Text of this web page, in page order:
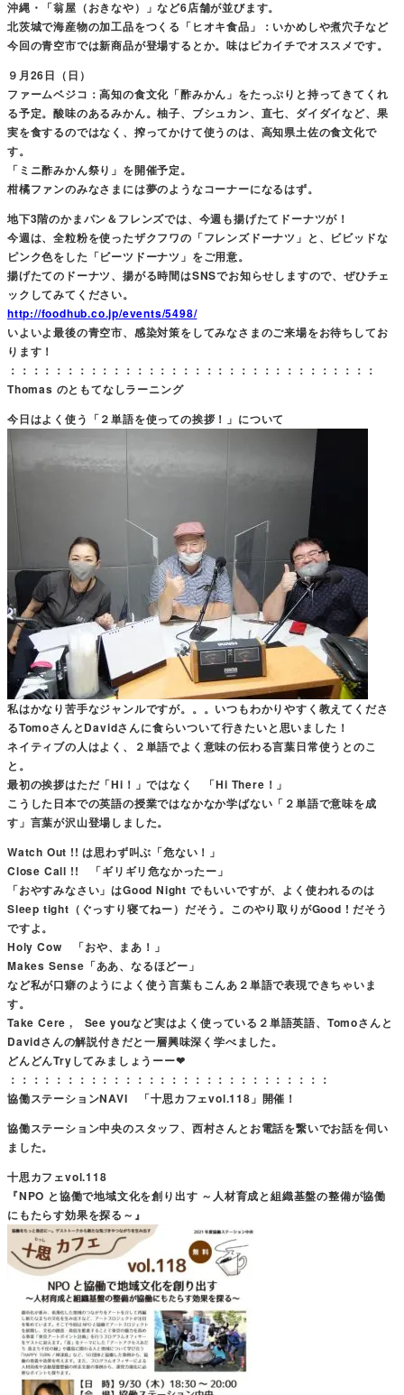
沖縄・「翁屋（おきなや）」など6店舗が並びます。
北茨城で海産物の加工品をつくる「ヒオキ食品」：いかめしや煮穴子など
今回の青空市では新商品が登場するとか。味はピカイチでオススメです。
９月26日（日）
ファームベジコ：高知の食文化「酢みかん」をたっぷりと持ってきてくれ
る予定。酸味のあるみかん。柚子、ブシュカン、直七、ダイダイなど、果
実を食するのではなく、搾ってかけて使うのは、高知県土佐の食文化で
す。
「ミニ酢みかん祭り」を開催予定。
柑橘ファンのみなさまには夢のようなコーナーになるはず。
地下3階のかまパン＆フレンズでは、今週も揚げたてドーナツが！
今週は、全粒粉を使ったザクフワの「フレンズドーナツ」と、ビビッドな
ピンク色をした「ビーツドーナツ」をご用意。
揚げたてのドーナツ、揚がる時間はSNSでお知らせしますので、ぜひチェ
ックしてみてください。
http://foodhub.co.jp/events/5498/
いよいよ最後の青空市、感染対策をしてみなさまのご来場をお待ちしてお
ります！
：：：：：：：：：：：：：：：：：：：：：：：：：：：：：：：：
Thomas のともてなしラーニング
今日はよく使う「２単語を使っての挨拶！」について
私はかなり苦手なジャンルですが。。。いつもわかりやすく教えてくださ
るTomoさんとDavidさんに食らいついて行きたいと思いました！
ネイティブの人はよく、２単語でよく意味の伝わる言葉日常使うとのこ
と。
最初の挨拶はただ「Hi！」ではなく 「Hi There！」
こうした日本での英語の授業ではなかなか学ばない「２単語で意味を成
す」言葉が沢山登場しました。
Watch Out !! は思わず叫ぶ「危ない！」
Close Call !! 「ギリギリ危なかったー」
「おやすみなさい」はGood Night でもいいですが、よく使われるのは
Sleep tight（ぐっすり寝てねー）だそう。このやり取りがGood ! だそう
ですよ。
Holy Cow 「おや、まあ！」
Makes Sense「ああ、なるほどー」
など私が口癖のようによく使う言葉もこんあ２単語で表現できちゃいま
す。
Take Cere , See youなど実はよく使っている２単語英語、Tomoさんと
Davidさんの解説付きだと一層興味深く学べました。
どんどんTryしてみましょうーー❤
：：：：：：：：：：：：：：：：：：：：：：：：：：：：
協働ステーションNAVI 「十思カフェvol.118」開催！
協働ステーション中央のスタッフ、西村さんとお電話を繋いでお話を伺い
ました。
十思カフェvol.118
『NPO と協働で地域文化を創り出す ～人材育成と組織基盤の整備が協働
にもたらす効果を探る～』